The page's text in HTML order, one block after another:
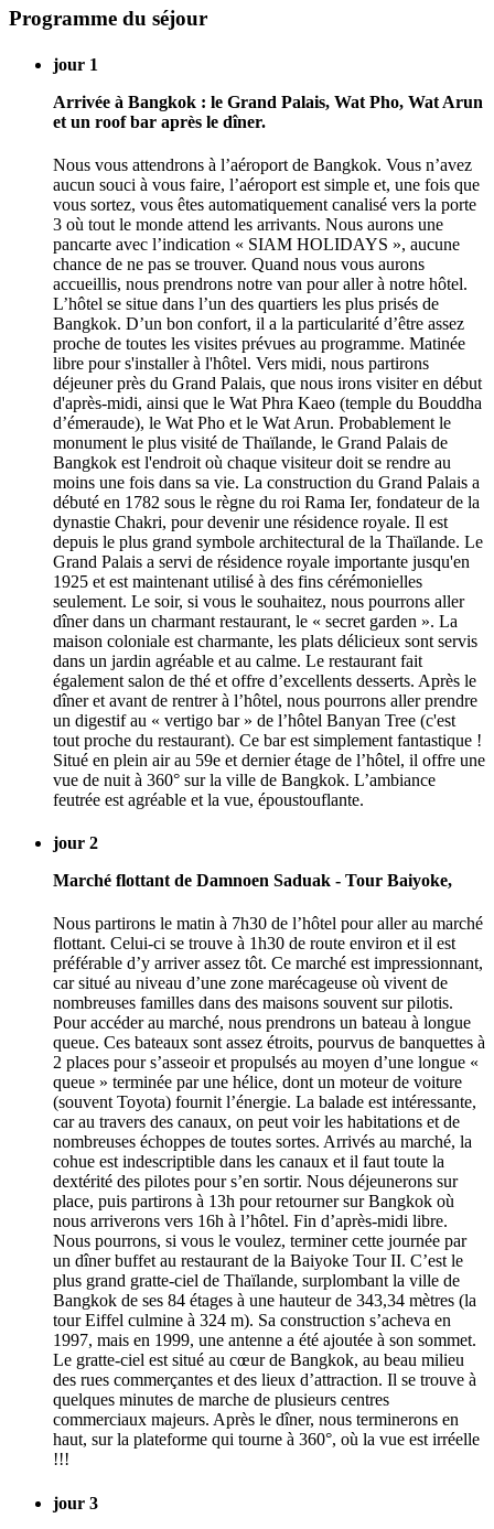
Programme du séjour
jour 1
Arrivée à Bangkok : le Grand Palais, Wat Pho, Wat Arun
et un roof bar après le dîner.
Nous vous attendrons à l’aéroport de Bangkok. Vous n’avez
aucun souci à vous faire, l’aéroport est simple et, une fois que
vous sortez, vous êtes automatiquement canalisé vers la porte
3 où tout le monde attend les arrivants. Nous aurons une
pancarte avec l’indication « SIAM HOLIDAYS », aucune
chance de ne pas se trouver. Quand nous vous aurons
accueillis, nous prendrons notre van pour aller à notre hôtel.
L’hôtel se situe dans l’un des quartiers les plus prisés de
Bangkok. D’un bon confort, il a la particularité d’être assez
proche de toutes les visites prévues au programme. Matinée
libre pour s'installer à l'hôtel. Vers midi, nous partirons
déjeuner près du Grand Palais, que nous irons visiter en début
d'après-midi, ainsi que le Wat Phra Kaeo (temple du Bouddha
d’émeraude), le Wat Pho et le Wat Arun. Probablement le
monument le plus visité de Thaïlande, le Grand Palais de
Bangkok est l'endroit où chaque visiteur doit se rendre au
moins une fois dans sa vie. La construction du Grand Palais a
débuté en 1782 sous le règne du roi Rama Ier, fondateur de la
dynastie Chakri, pour devenir une résidence royale. Il est
depuis le plus grand symbole architectural de la Thaïlande. Le
Grand Palais a servi de résidence royale importante jusqu'en
1925 et est maintenant utilisé à des fins cérémonielles
seulement. Le soir, si vous le souhaitez, nous pourrons aller
dîner dans un charmant restaurant, le « secret garden ». La
maison coloniale est charmante, les plats délicieux sont servis
dans un jardin agréable et au calme. Le restaurant fait
également salon de thé et offre d’excellents desserts. Après le
dîner et avant de rentrer à l’hôtel, nous pourrons aller prendre
un digestif au « vertigo bar » de l’hôtel Banyan Tree (c'est
tout proche du restaurant). Ce bar est simplement fantastique !
Situé en plein air au 59e et dernier étage de l’hôtel, il offre une
vue de nuit à 360° sur la ville de Bangkok. L’ambiance
feutrée est agréable et la vue, époustouflante.
jour 2
Marché flottant de Damnoen Saduak - Tour Baiyoke,
Nous partirons le matin à 7h30 de l’hôtel pour aller au marché
flottant. Celui-ci se trouve à 1h30 de route environ et il est
préférable d’y arriver assez tôt. Ce marché est impressionnant,
car situé au niveau d’une zone marécageuse où vivent de
nombreuses familles dans des maisons souvent sur pilotis.
Pour accéder au marché, nous prendrons un bateau à longue
queue. Ces bateaux sont assez étroits, pourvus de banquettes à
2 places pour s’asseoir et propulsés au moyen d’une longue «
queue » terminée par une hélice, dont un moteur de voiture
(souvent Toyota) fournit l’énergie. La balade est intéressante,
car au travers des canaux, on peut voir les habitations et de
nombreuses échoppes de toutes sortes. Arrivés au marché, la
cohue est indescriptible dans les canaux et il faut toute la
dextérité des pilotes pour s’en sortir. Nous déjeunerons sur
place, puis partirons à 13h pour retourner sur Bangkok où
nous arriverons vers 16h à l’hôtel. Fin d’après-midi libre.
Nous pourrons, si vous le voulez, terminer cette journée par
un dîner buffet au restaurant de la Baiyoke Tour II. C’est le
plus grand gratte-ciel de Thaïlande, surplombant la ville de
Bangkok de ses 84 étages à une hauteur de 343,34 mètres (la
tour Eiffel culmine à 324 m). Sa construction s’acheva en
1997, mais en 1999, une antenne a été ajoutée à son sommet.
Le gratte-ciel est situé au cœur de Bangkok, au beau milieu
des rues commerçantes et des lieux d’attraction. Il se trouve à
quelques minutes de marche de plusieurs centres
commerciaux majeurs. Après le dîner, nous terminerons en
haut, sur la plateforme qui tourne à 360°, où la vue est irréelle
!!!
jour 3